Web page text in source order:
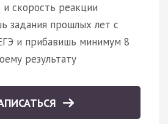
и скорость реакции
задания прошлых лет с
и прибавишь минимум 8
результату